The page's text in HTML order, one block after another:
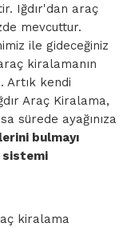
Iğdır'dan araç
mevcuttur.
ile gideceğiniz
kiralamanın
Artık kendi
Araç Kiralama,
sürede ayağınıza
bulmayı
sistemi
kiralama